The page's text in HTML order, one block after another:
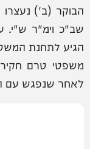
הבוקר (ב') נעצרו
שב"כ וימ"ר ש"י.
הגיע לתחנת
משפטי טרם
לאחר שנפגש עם